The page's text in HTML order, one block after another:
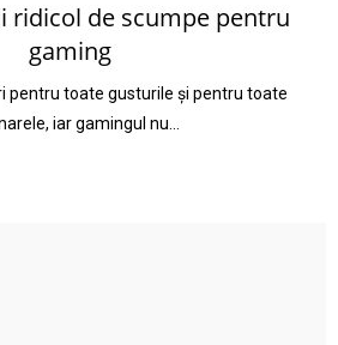
ridicol de scumpe pentru
gaming
pentru toate gusturile și pentru toate
iar gamingul nu…